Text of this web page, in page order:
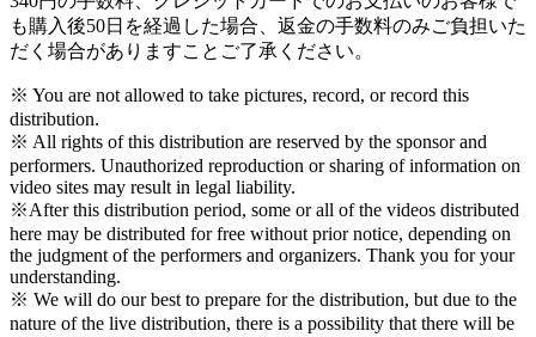
も購入後50日を経過した場合、返金の手数料のみご負担いた
だく場合がありますことご了承ください。
※ You are not allowed to take pictures, record, or record this
distribution.
※ All rights of this distribution are reserved by the sponsor and
performers. Unauthorized reproduction or sharing of information on
video sites may result in legal liability.
※After this distribution period, some or all of the videos distributed
here may be distributed for free without prior notice, depending on
the judgment of the performers and organizers. Thank you for your
understanding.
※ We will do our best to prepare for the distribution, but due to the
nature of the live distribution, there is a possibility that there will be